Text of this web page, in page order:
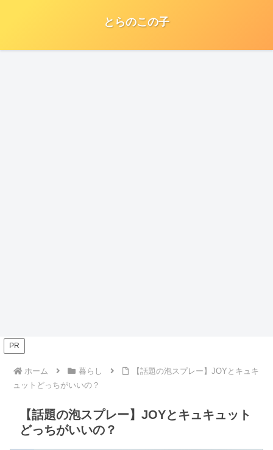
とらのこの子
PR
ホーム 暮らし
【話題の泡スプレー】JOYとキュキ
ュットどっちがいいの？
【話題の泡スプレー】JOYとキュキュット
どっちがいいの？